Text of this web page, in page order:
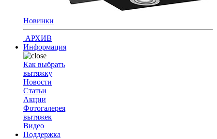
Новинки
АРХИВ
Информация
Как выбрать
вытяжку
Новости
Статьи
Акции
Фотогалерея
вытяжек
Видео
Поддержка